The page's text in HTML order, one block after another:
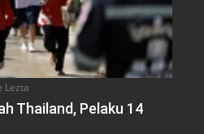
Lezta
Thailand, Pelaku 14